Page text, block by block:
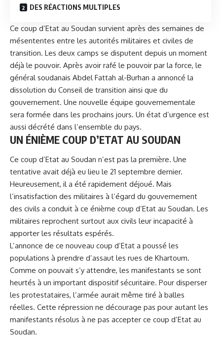
DES RÉACTIONS MULTIPLES
Ce coup d’Etat au Soudan survient après des semaines de
mésententes entre les autorités militaires et civiles de
transition. Les deux camps se disputent depuis un moment
déjà le pouvoir. Après avoir rafé le pouvoir par la force, le
général soudanais Abdel Fattah al-Burhan a annoncé la
dissolution du Conseil de transition ainsi que du
gouvernement. Une nouvelle équipe gouvernementale
sera formée dans les prochains jours. Un état d’urgence est
aussi décrété dans l’ensemble du pays.
UN ÉNIÈME COUP D’ETAT AU SOUDAN
Ce coup d’Etat au Soudan n’est pas la première. Une
tentative avait déjà eu lieu le 21 septembre dernier.
Heureusement, il a été rapidement déjoué. Mais
l’insatisfaction des militaires à l’égard du gouvernement
des civils a conduit à ce énième coup d’Etat au Soudan. Les
militaires reprochent surtout aux civils leur incapacité à
apporter les résultats espérés.
L’annonce de ce nouveau coup d’Etat a poussé les
populations à prendre d’assaut les rues de Khartoum.
Comme on pouvait s’y attendre, les manifestants se sont
heurtés à un important dispositif sécuritaire. Pour disperser
les protestataires, l’armée aurait même tiré à balles
réelles. Cette répression ne décourage pas pour autant les
manifestants résolus à ne pas accepter ce coup d’Etat au
Soudan.